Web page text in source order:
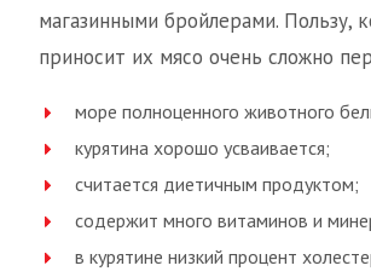
магазинными бройлерами. Пользу,
приносит их мясо очень сложно
море полноценного животного
курятина хорошо усваивается;
считается диетичным продуктом;
содержит много витаминов и
в курятине низкий процент